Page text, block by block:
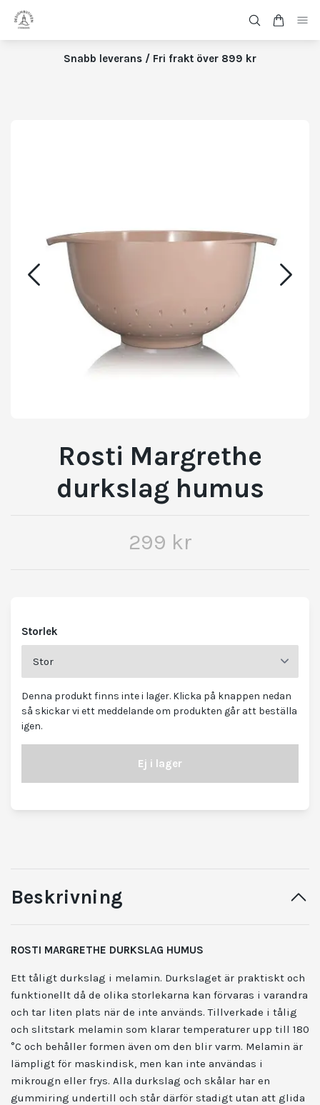
Snabb leverans / Fri frakt över 899 kr
Rosti Margrethe
durkslag humus
299 kr
Storlek
Denna produkt finns inte i lager. Klicka på knappen nedan
så skickar vi ett meddelande om produkten går att beställa
igen.
Ej i lager
Beskrivning
ROSTI MARGRETHE DURKSLAG HUMUS
Ett tåligt durkslag i melamin. Durkslaget är praktiskt och
funktionellt då de olika storlekarna kan förvaras i varandra
och tar liten plats när de inte används. Tillverkade i tålig
och slitstark melamin som klarar temperaturer upp till 180
°C och behåller formen även om den blir varm. Melamin är
lämpligt för maskindisk, men kan inte användas i
mikrougn eller frys. Alla durkslag och skålar har en
gummiring undertill och står därför stadigt utan att glida